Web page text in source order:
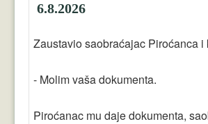
Perica
Lala
6.8.2026
Zaustavio saobraćajac Piroćanca i
- Molim vaša dokumenta.
Piroćanac mu daje dokumenta,